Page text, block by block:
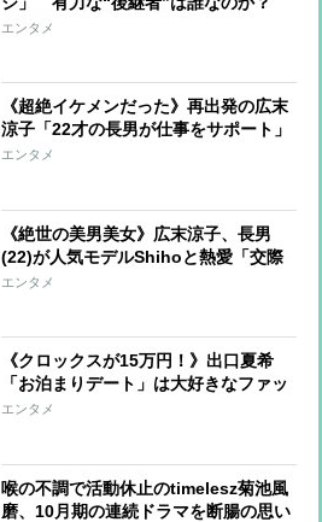
ラストツアー東京ドーム公演では関係
エンタメ
《超絶イケメンだった》再出発の広末
涼子「22才の長男が仕事をサポート」
美人インフルエンサーと真剣交際中の
エンタメ
《絶世の美男美女》広末涼子、長男
(22)が人気モデルShihoと熱愛「交際
は認める」一方で“不安”な母心も
エンタメ
《クロックスが15万円！》出口夏希
「お泊まりデート」は大好きなファッ
ション！セレブでハイセンス「おヘソ
エンタメ
喉の不調で活動休止のtimelesz菊池風
磨、10月期の連続ドラマを断腸の思い